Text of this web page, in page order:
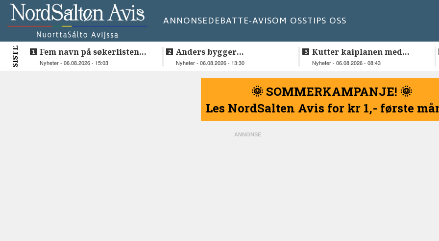
ANNONSEDEBATTE-AVISOM OSSTIPS OSS
SISTE
Fem navn på søkerlisten
til toppjobben i
Nyheter - 06.08.2026 - 15:03
Anders bygger
teknologiselskap fra
Nyheter - 06.08.2026 - 13:30
Kutter kaiplanen med
flere hundre millioner
Nyheter - 06.08.2026 - 08:43
🌞 SOMMERKAMPANJE! 🌞
Les NordSalten Avis for kr 1,- første